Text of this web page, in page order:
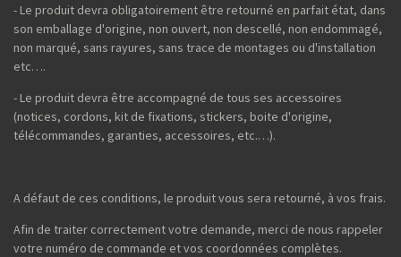
- Le produit devra obligatoirement être retourné en parfait état, dans
son emballage d'origine, non ouvert, non descellé, non endommagé,
non marqué, sans rayures, sans trace de montages ou d'installation
etc….
- Le produit devra être accompagné de tous ses accessoires
(notices, cordons, kit de fixations, stickers, boite d'origine,
télécommandes, garanties, accessoires, etc.…).
A défaut de ces conditions, le produit vous sera retourné, à vos frais.
Afin de traiter correctement votre demande, merci de nous rappeler
votre numéro de commande et vos coordonnées complètes.